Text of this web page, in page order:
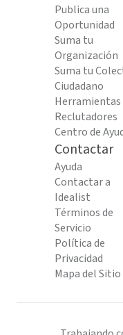
Publica una
Oportunidad
Suma tu
Organización
Suma tu
Ciudadano
Herramientas
Reclutadores
Centro de
Contactar
Ayuda
Contactar a
Idealist
Términos de
Servicio
Política de
Privacidad
Mapa del Sitio